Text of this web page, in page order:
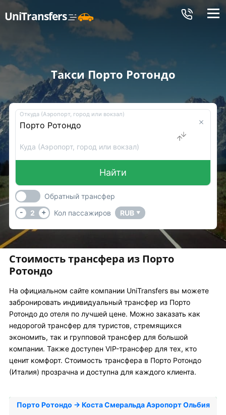
UniTransfers Меню
Такси Порто Ротондо
Откуда (Аэропорт, город или вокзал)
Куда (Аэропорт, город или вокзал)
Найти
Обратный трансфер
-
2 + Кол пассажиров RUB ▼
Стоимость трансфера из Порто
Ротондо
На официальном сайте компании UniTransfers вы можете
забронировать индивидуальный трансфер из Порто
Ротондо до отеля по лучшей цене. Можно заказать как
недорогой трансфер для туристов, стремящихся
экономить, так и групповой трансфер для большой
компании. Также доступен VIP-трансфер для тех, кто
ценит комфорт. Стоимость трансфера в Порто Ротондо
(Италия) прозрачна и доступна для каждого клиента.
Порто Ротондо → Коста Смеральда Аэропорт Ольбия